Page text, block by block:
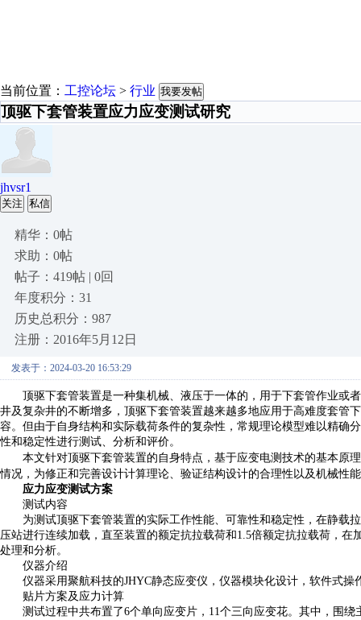
当前位置： 工控论坛 > 行业 我要发帖
顶驱下套管装置应力应变测试研究
jhvsr1
关注 私信
精华：0帖
求助：0帖
帖子：419帖 | 0回
年度积分：31
历史总积分：987
注册：2016年5月12日
发表于：2024-03-20 16:53:29
顶驱下套管装置是一种集机械、液压于一体的，用于下套管作业或
井及复杂井的不断增多，顶驱下套管装置越来越多地应用于高难度套管
容。但由于自身结构和实际载荷条件的复杂性，常规理论模型难以精确
性和稳定性进行测试、分析和评价。
本文针对顶驱下套管装置的自身特点，基于应变电测技术的基本原
情况，为修正和完善设计计算理论、验证结构设计的合理性以及机械性
应力应变测试方案
测试内容
为测试顶驱下套管装置的实际工作性能、可靠性和稳定性，在静载
压站进行连续加载，直至装置的额定抗拉载荷和 1.5倍额定抗拉载荷，在
处理和分析。
仪器介绍
仪器采用聚航科技的JHYC静态应变仪，仪器模块化设计，软件式
贴片方案及应力计算
测试过程中共布置了6个单向应变片，11个三向应变花。其中，围